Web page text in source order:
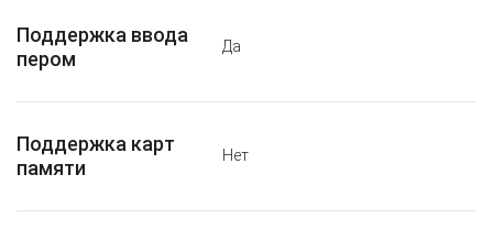
Поддержка ввода
пером
Да
Поддержка карт
памяти
Нет